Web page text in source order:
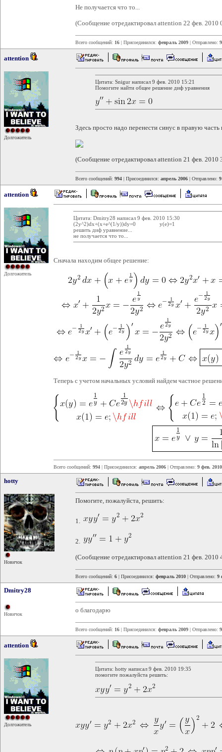
Не получается что то...
(Сообщение отредактировал attention 22 фев. 2010
Всего сообщений: 16 | Присоединился: февраль 2009 | Отправлено:
attention
Долгожитель
Цитата: Snigur написал 9 фев. 2010 15:21
Помогите найти общее решение диф уравнения
Здесь просто надо перенести синус в правую часть
(Сообщение отредактировал attention 21 фев. 2010
Всего сообщений: 994 | Присоединился: апрель 2006 | Отправлено:
attention
Долгожитель
Цитата: Dmitry28 написал 9 фев. 2010 15:30
(2y^2)dx+(x+e^(1/y))dy=0 y(e)=1
решить диф уравнение...
не получается что то...
Сначала находим общее решение:
Теперь с учетом начальных условий найдем частное
Всего сообщений: 994 | Присоединился: апрель 2006 | Отправлено: 9 фев.
hotty
Новичок
Помогите, пожалуйста, решить:
1.
2.
(Сообщение отредактировал attention 21 фев. 2010
Всего сообщений: 6 | Присоединился: февраль 2010 | Отправлено: 9
Dmitry28
Новичок
о благодарю
Всего сообщений: 16 | Присоединился: февраль 2009 | Отправлено:
attention
Долгожитель
Цитата: hotty написал 9 фев. 2010 19:35
помогите пожалуйста решить: